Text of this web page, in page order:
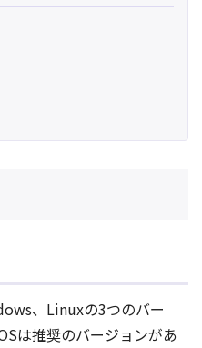
、Linuxの3つのバー
は推奨のバージョンがあ